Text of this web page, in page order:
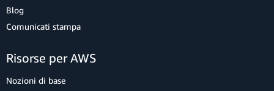
Blog
Comunicati stampa
Risorse per AWS
Nozioni di base